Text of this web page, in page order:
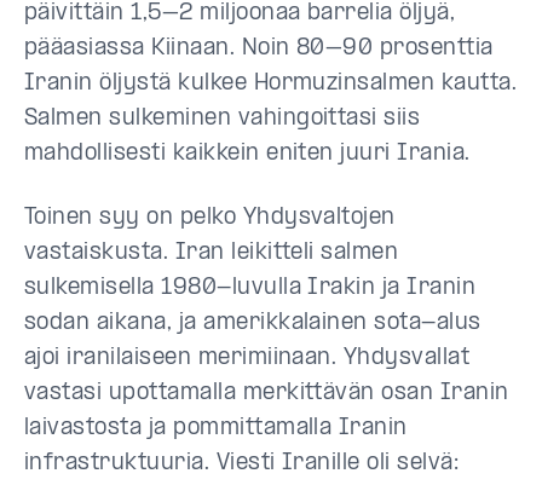
päivittäin 1,5–2 miljoonaa barrelia öljyä,
pääasiassa Kiinaan. Noin 80–90 prosenttia
Iranin öljystä kulkee Hormuzinsalmen kautta.
Salmen sulkeminen vahingoittasi siis
mahdollisesti kaikkein eniten juuri Irania.
Toinen syy on pelko Yhdysvaltojen
vastaiskusta. Iran leikitteli salmen
sulkemisella 1980-luvulla Irakin ja Iranin
sodan aikana, ja amerikkalainen sota-alus
ajoi iranilaiseen merimiinaan. Yhdysvallat
vastasi upottamalla merkittävän osan Iranin
laivastosta ja pommittamalla Iranin
infrastruktuuria. Viesti Iranille oli selvä: